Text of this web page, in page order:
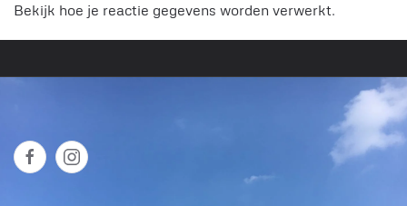
Bekijk hoe je reactie gegevens worden verwerkt.